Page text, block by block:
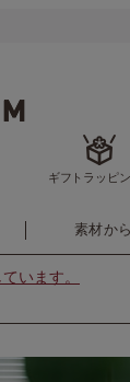
ギフトラッピ
素材か
います。